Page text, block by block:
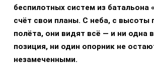
беспилотных систем из батальона
счёт свои планы. С неба, с высоты
полёта, они видят всё — и ни одна
позиция, ни один опорник не
незамеченными.